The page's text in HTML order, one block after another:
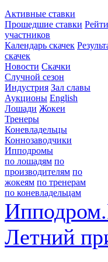
Активные ставки
Прошедшие ставки
участников
Календарь скачек
скачек
Новости Скачки
Случной сезон
Индустрия Зал славы
Аукционы English
Лошади Жокеи
Тренеры
Коневладельцы
Коннозаводчики
Ипподромы
по лошадям по
производителям по
жокеям по тренерам
по коневладельцам
Летний